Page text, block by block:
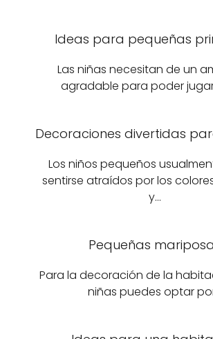
Ideas para pequeñas
Las niñas necesitan de un
agradable para poder
Decoraciones divertidas
Los niños pequeños
sentirse atraídos por los
y…
Pequeñas
Para la decoración de la
niñas puedes optar